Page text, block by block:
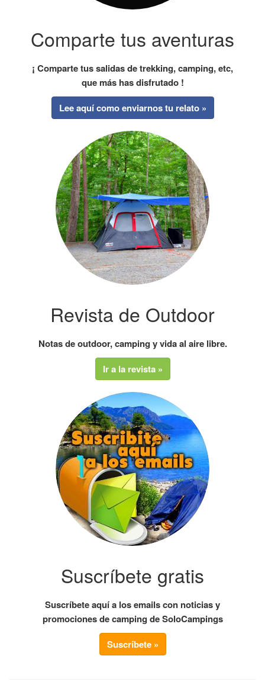
Comparte tus aventuras
¡ Comparte tus salidas de trekking, camping, etc,
que más has disfrutado !
Lee aquí como enviarnos tu relato »
Revista de Outdoor
Notas de outdoor, camping y vida al aire libre.
Ir a la revista »
Suscríbete gratis
Suscríbete aquí a los emails con noticias y
promociones de camping de SoloCampings
Suscríbete »